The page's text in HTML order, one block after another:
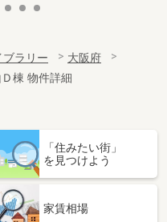
ラリー
大阪府
棟 物件詳細
「住みたい街」
を見つけよう
家賃相場